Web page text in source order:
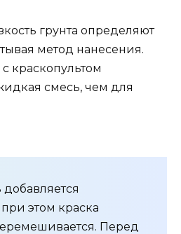
грунта определяют
метод нанесения.
краскопультом
смесь, чем для
добавляется
этом краска
Перед